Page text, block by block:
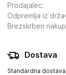
Prodajalec:
Odpremlja iz
Brezskrben nakup
Dostava
Standardna dostava